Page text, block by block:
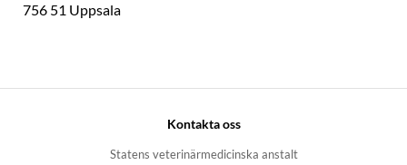
756 51 Uppsala
Kontakta oss
Statens veterinärmedicinska anstalt